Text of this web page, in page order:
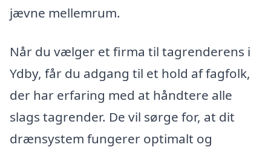
jævne mellemrum.
Når du vælger et firma til tagrenderens i
Ydby, får du adgang til et hold af fagfolk,
der har erfaring med at håndtere alle
slags tagrender. De vil sørge for, at dit
drænsystem fungerer optimalt og